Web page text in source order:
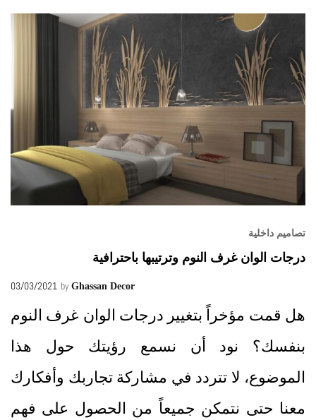
تصاميم داخلية
درجات الوان غرف النوم وترتيبها باحترافية
03/03/2021 by Ghassan Decor
هل قمت مؤخراً بتغيير درجات الوان غرف النوم
بنفسك؟ نود أن نسمع رؤيتك حول هذا
الموضوع، لا تتردد في مشاركة تجاربك وأفكارك
معنا حتى نتمكن جميعاً من الحصول على فهم